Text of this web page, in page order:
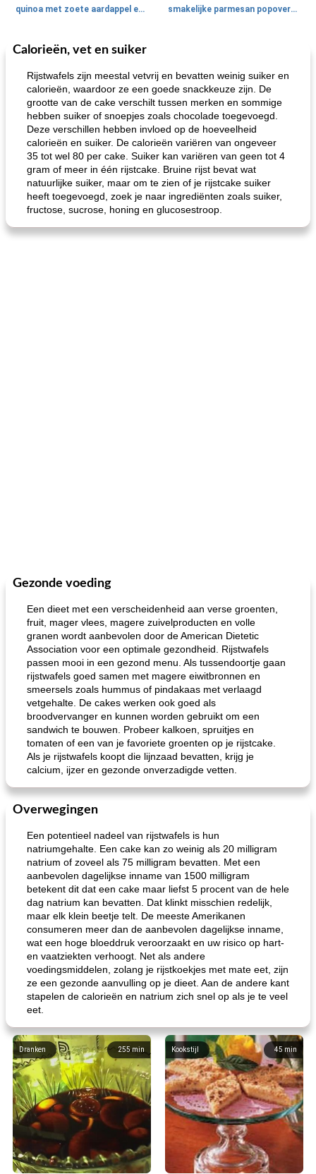
quinoa met zoete aardappel en champignons smakelijke parmesan popovers (gezonder!)
40min
One Dish Meal
gemakkelijke rijst en hamburger een gerecht diner
Calorieën, vet en suiker
Rijstwafels zijn meestal vetvrij en bevatten weinig suiker en
calorieën, waardoor ze een goede snackkeuze zijn. De
grootte van de cake verschilt tussen merken en sommige
hebben suiker of snoepjes zoals chocolade toegevoegd.
Deze verschillen hebben invloed op de hoeveelheid
calorieën en suiker. De calorieën variëren van ongeveer
35 tot wel 80 per cake. Suiker kan variëren van geen tot 4
gram of meer in één rijstcake. Bruine rijst bevat wat
natuurlijke suiker, maar om te zien of je rijstcake suiker
heeft toegevoegd, zoek je naar ingrediënten zoals suiker,
fructose, sucrose, honing en glucosestroop.
Gezonde voeding
Een dieet met een verscheidenheid aan verse groenten,
fruit, mager vlees, magere zuivelproducten en volle
granen wordt aanbevolen door de American Dietetic
Association voor een optimale gezondheid. Rijstwafels
passen mooi in een gezond menu. Als tussendoortje gaan
rijstwafels goed samen met magere eiwitbronnen en
smeersels zoals hummus of pindakaas met verlaagd
vetgehalte. De cakes werken ook goed als
broodvervanger en kunnen worden gebruikt om een ​​
sandwich te bouwen. Probeer kalkoen, spruitjes en
tomaten of een van je favoriete groenten op je rijstcake.
Als je rijstwafels koopt die lijnzaad bevatten, krijg je
calcium, ijzer en gezonde onverzadigde vetten.
Overwegingen
Een potentieel nadeel van rijstwafels is hun
natriumgehalte. Een cake kan zo weinig als 20 milligram
natrium of zoveel als 75 milligram bevatten. Met een
aanbevolen dagelijkse inname van 1500 milligram
betekent dit dat een cake maar liefst 5 procent van de hele
dag natrium kan bevatten. Dat klinkt misschien redelijk,
maar elk klein beetje telt. De meeste Amerikanen
consumeren meer dan de aanbevolen dagelijkse inname,
wat een hoge bloeddruk veroorzaakt en uw risico op hart-
en vaatziekten verhoogt. Net als andere
voedingsmiddelen, zolang je rijstkoekjes met mate eet, zijn
ze een gezonde aanvulling op je dieet. Aan de andere kant
stapelen de calorieën en natrium zich snel op als je te veel
eet.
255min
Dranken 45 min
Kookstijl